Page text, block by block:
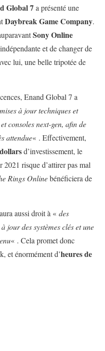
Global 7a présenté une
Daybreak Game Company.
Sony Online
et de changer de
lui, une belle tripotée de
Enand Global 7 a
à jour techniques et
consoles next-gen, afin de
attendue« . Effectivement,
d’investissement, le
risque d’attirer pas mal
Rings Onlinebénéficiera de
aura aussi droit à « des
jour des systèmes clés et une
« . Cela promet donc
et énormément d’heures de